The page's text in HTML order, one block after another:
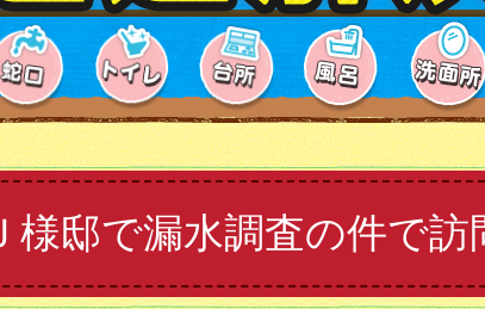
様邸で漏水調査の件で訪